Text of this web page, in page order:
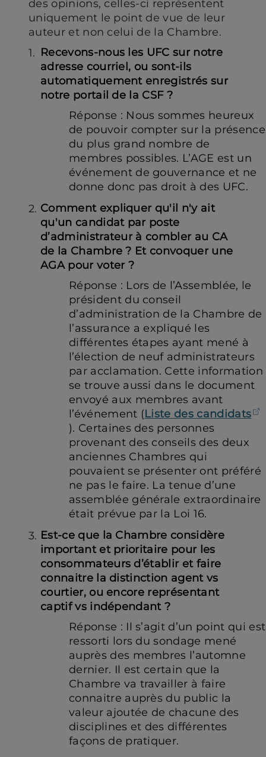
des opinions, celles‑ci représentent
uniquement le point de vue de leur
auteur et non celui de la Chambre.
Recevons-nous les UFC sur notre
adresse courriel, ou sont-ils
automatiquement enregistrés sur
notre portail de la CSF ?
Réponse : Nous sommes heureux
de pouvoir compter sur la présence
du plus grand nombre de
membres possibles. L’AGE est un
événement de gouvernance et ne
donne donc pas droit à des UFC.
Comment expliquer qu'il n'y ait
qu'un candidat par poste
d’administrateur à combler au CA
de la Chambre ? Et convoquer une
AGA pour voter ?
Réponse : Lors de l’Assemblée, le
président du conseil
d’administration de la Chambre de
l’assurance a expliqué les
différentes étapes ayant mené à
l’élection de neuf administrateurs
par acclamation. Cette information
se trouve aussi dans le document
envoyé aux membres avant
l’événement (Liste des candidats
(ouvre dans un nouvel onglet)
). Certaines des personnes
provenant des conseils des deux
anciennes Chambres qui
pouvaient se présenter ont préféré
ne pas le faire. La tenue d’une
assemblée générale extraordinaire
était prévue par la Loi 16.
Est-ce que la Chambre considère
important et prioritaire pour les
consommateurs d’établir et faire
connaitre la distinction agent vs
courtier, ou encore représentant
captif vs indépendant ?
Réponse : Il s’agit d’un point qui est
ressorti lors du sondage mené
auprès des membres l’automne
dernier. Il est certain que la
Chambre va travailler à faire
connaitre auprès du public la
valeur ajoutée de chacune des
disciplines et des différentes
façons de pratiquer.